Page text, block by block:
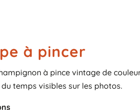
à pincer
à pince vintage de
temps visibles sur les photos.